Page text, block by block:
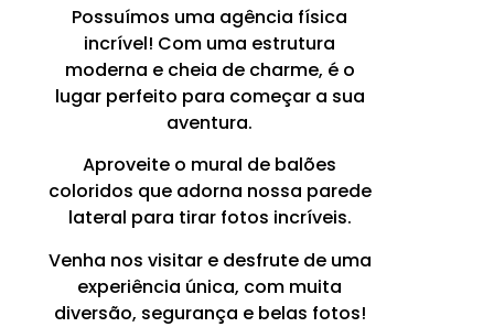
Possuímos uma agência física
incrível! Com uma estrutura
moderna e cheia de charme, é o
lugar perfeito para começar a sua
aventura.
Aproveite o mural de balões
coloridos que adorna nossa parede
lateral para tirar fotos incríveis.
Venha nos visitar e desfrute de uma
experiência única, com muita
diversão, segurança e belas fotos!